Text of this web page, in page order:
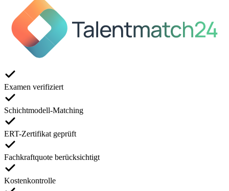
Examen verifiziert
Schichtmodell-Matching
ERT-Zertifikat geprüft
Fachkraftquote berücksichtigt
Kostenkontrolle